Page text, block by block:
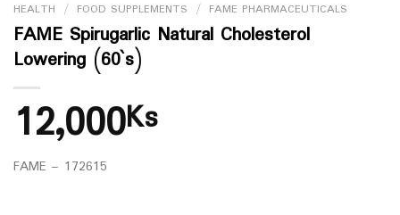
HEALTH / FOOD SUPPLEMENTS / FAME PHARMACEUTICALS
FAME Spirugarlic Natural Cholesterol
Lowering (60`s)
12,000Ks
FAME – 172615